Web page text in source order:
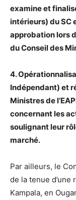
examine et
intérieurs) du SC
approbation lors
du Conseil des
4.
Indépendant) et
Ministres de
concernant les
soulignant leur
marché.
Par ailleurs, le
de la tenue
Kampala, en